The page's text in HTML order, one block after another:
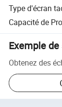
Type d'écran
Capacité de
Exemple
Obtenez des